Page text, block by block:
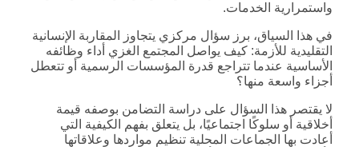
واستمرارية الخدمات.
في هذا السياق، برز سؤال مركزي يتجاوز المقاربة الإنسانية
التقليدية للأزمة: كيف يواصل المجتمع الغزي أداء وظائفه
الأساسية عندما تتراجع قدرة المؤسسات الرسمية أو تتعطل
أجزاء واسعة منها؟
لا يقتصر هذا السؤال على دراسة التضامن بوصفه قيمة
أخلاقية أو سلوكًا اجتماعيًا، بل يتعلق بفهم الكيفية التي
أعادت بها الجماعات المحلية تنظيم مواردها وعلاقاتها